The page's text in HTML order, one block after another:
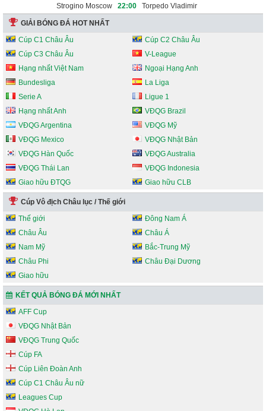
Strogino Moscow
22:00 Torpedo Vladimir
GIẢI BÓNG ĐÁ HOT NHẤT
Cúp C1 Châu Âu
Cúp C2 Châu Âu
Cúp C3 Châu Âu
V-League
Hạng nhất Việt Nam
Ngoại Hạng Anh
Bundesliga
La Liga
Serie A
Ligue 1
Hạng nhất Anh
VĐQG Brazil
VĐQG Argentina
VĐQG Mỹ
VĐQG Mexico
VĐQG Nhật Bản
VĐQG Hàn Quốc
VĐQG Australia
VĐQG Thái Lan
VĐQG Indonesia
Giao hữu ĐTQG
Giao hữu CLB
Cúp Vô địch Châu lục / Thế giới
Thế giới
Đông Nam Á
Châu Âu
Châu Á
Nam Mỹ
Bắc-Trung Mỹ
Châu Phi
Châu Đại Dương
Giao hữu
KẾT QUẢ BÓNG ĐÁ MỚI NHẤT
AFF Cup
VĐQG Nhật Bản
VĐQG Trung Quốc
Cúp FA
Cúp Liên Đoàn Anh
Cúp C1 Châu Âu nữ
Leagues Cup